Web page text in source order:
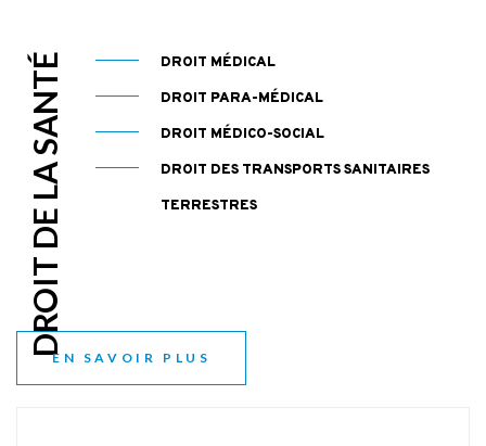
DROIT DE LA SANTÉ DROIT MÉDICAL
DROIT PARA-MÉDICAL
DROIT MÉDICO-SOCIAL
DROIT DES TRANSPORTS SANITAIRES
TERRESTRES
EN SAVOIR PLUS